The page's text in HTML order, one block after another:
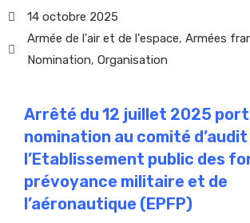
14 octobre 2025
Armée de l'air et de l'espace, Armées
Nomination, Organisation
Arrêté du 12 juillet 2025
nomination au comité d’audit
l’Etablissement public des
prévoyance militaire et de
l’aéronautique (EPFP)